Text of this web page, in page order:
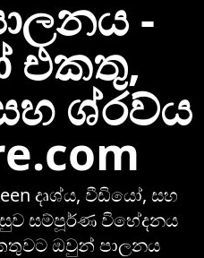
-
එකතු,
ශ්රව්ය
දෘශ්ය, වීඩියෝ, සහ
සම්පූර්ණ විභේදනය
ඔවුන් පාලනය